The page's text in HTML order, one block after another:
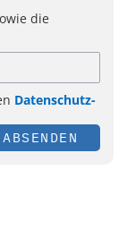
die
Datenschutz-
ABSENDEN